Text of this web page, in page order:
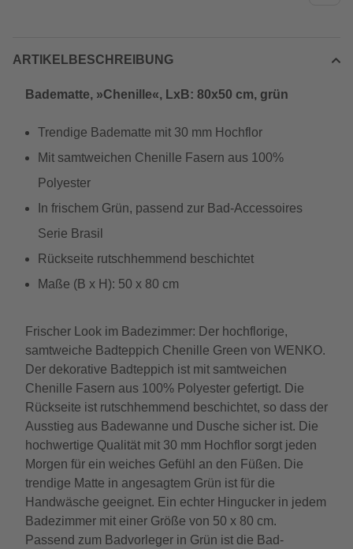
ARTIKELBESCHREIBUNG
Badematte, »Chenille«, LxB: 80x50 cm, grün
Trendige Badematte mit 30 mm Hochflor
Mit samtweichen Chenille Fasern aus 100%
Polyester
In frischem Grün, passend zur Bad-Accessoires
Serie Brasil
Rückseite rutschhemmend beschichtet
Maße (B x H): 50 x 80 cm
Frischer Look im Badezimmer: Der hochflorige,
samtweiche Badteppich Chenille Green von WENKO.
Der dekorative Badteppich ist mit samtweichen
Chenille Fasern aus 100% Polyester gefertigt. Die
Rückseite ist rutschhemmend beschichtet, so dass der
Ausstieg aus Badewanne und Dusche sicher ist. Die
hochwertige Qualität mit 30 mm Hochflor sorgt jeden
Morgen für ein weiches Gefühl an den Füßen. Die
trendige Matte in angesagtem Grün ist für die
Handwäsche geeignet. Ein echter Hingucker in jedem
Badezimmer mit einer Größe von 50 x 80 cm.
Passend zum Badvorleger in Grün ist die Bad-